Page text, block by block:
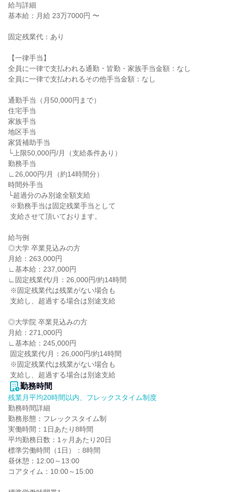
給与詳細
基本給：月給 23万7000円 〜
固定残業代：あり
【一律手当】
全員に一律で支払われる通勤・皆勤・家族手当金額：なし
全員に一律で支払われるその他手当金額：なし
通勤手当（月50,000円まで）
住宅手当
家族手当
地区手当
家賃補助手当
└上限50,000円/月（支給条件あり）
勤務手当
∟26,000円/月（約14時間分）
時間外手当
└超過分のみ別途全額支給
給与例
◎大学 卒業見込みの方
月給：263,000円
∟基本給：237,000円
∟固定残業代/月：26,000円/約14時間
◎大学院 卒業見込みの方
月給：271,000円
∟基本給：245,000円
支給し、超過する場合は別途支給
勤務時間
残業月平均20時間以内、フレックスタイム制度
勤務時間詳細
勤務形態：フレックスタイム制
実働時間：1日あたり8時間
平均勤務日数：1ヶ月あたり20日
標準労働時間（1日）：8時間
昼休憩：12:00～13:00
コアタイム：10:00～15:00